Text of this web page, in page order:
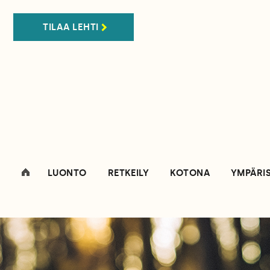
TILAA LEHTI
LUONTO RETKEILY KOTONA